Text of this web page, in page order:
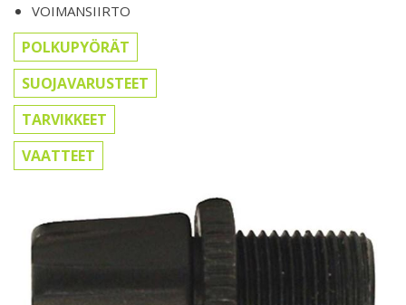
VOIMANSIIRTO
POLKUPYÖRÄT
SUOJAVARUSTEET
TARVIKKEET
VAATTEET